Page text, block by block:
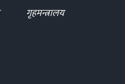
गृहमन्त्रालय